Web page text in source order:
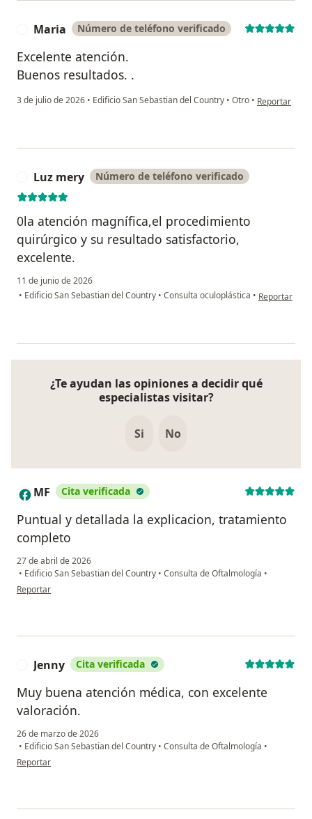
Maria Número de teléfono verificado
Excelente atención.
Buenos resultados. .
3 de julio de 2026 • Edificio San Sebastian del Country • Otro • en opinión
Reportar
Luz mery Número de teléfono verificado
0la atención magnífica,el procedimiento
quirúrgico y su resultado satisfactorio,
excelente.
11 de junio de 2026
• Edificio San Sebastian del Country • Consulta oculoplástica • en opinión
Reportar
¿Te ayudan las opiniones a decidir qué
especialistas visitar?
Si No
M MF Cita verificada
Puntual y detallada la explicacion, tratamiento
completo
27 de abril de 2026
• Edificio San Sebastian del Country • Consulta de Oftalmología •
en opinión del usuario MF
Reportar
Jenny Cita verificada
Muy buena atención médica, con excelente
valoración.
26 de marzo de 2026
• Edificio San Sebastian del Country • Consulta de Oftalmología •
en opinión del usuario Jenny
Reportar